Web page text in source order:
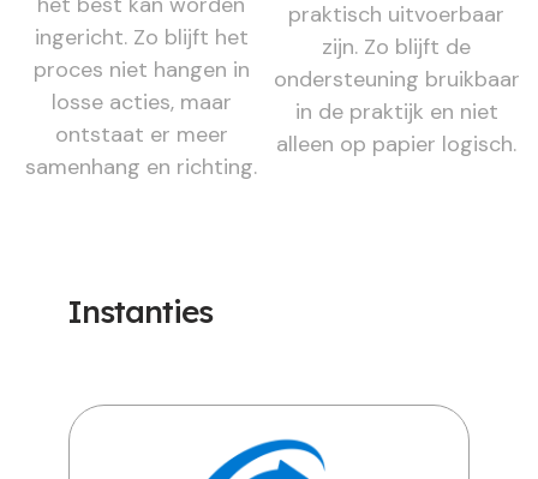
ingericht. Zo blijft het
proces niet hangen in
losse acties, maar
ontstaat er meer
samenhang en richting.
praktisch uitvoerbaar
zijn. Zo blijft de
ondersteuning bruikbaar
in de praktijk en niet
alleen op papier logisch.
Instanties